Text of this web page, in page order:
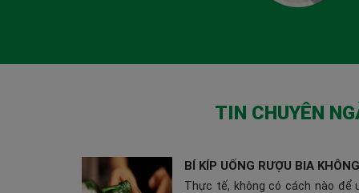
TIN CHUYÊN
BÍ KÍP UỐNG RƯỢU BIA
Thực tế, không có cách nào để